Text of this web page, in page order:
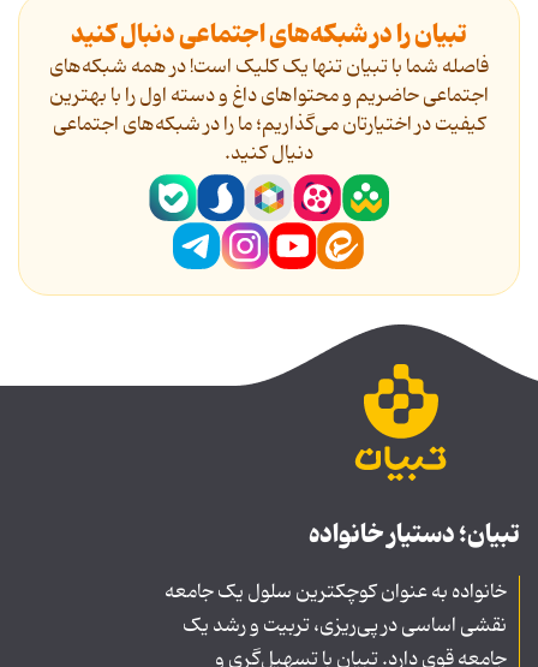
تبیان را در شبکه‌های اجتماعی دنبال کنید
فاصله شما با تبیان تنها یک کلیک است! در همه شبکه‌های
اجتماعی حاضریم و محتواهای داغ و دسته اول را با بهترین
کیفیت در اختیارتان می‌گذاریم؛ ما را در شبکه‌های اجتماعی
دنیال کنید.
تبیان؛ دستیار خانواده
خانواده به عنوان کوچکترین سلول یک جامعه
نقشی اساسی در پی‌ریزی، تربیت و رشد یک
جامعه قوی دارد. تبیان با تسهیل‌گری و